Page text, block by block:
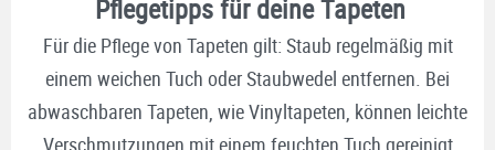
Pflegetipps für deine Tapeten
Für die Pflege von Tapeten gilt: Staub regelmäßig mit
einem weichen Tuch oder Staubwedel entfernen. Bei
abwaschbaren Tapeten, wie Vinyltapeten, können leichte
Verschmutzungen mit einem feuchten Tuch gereinigt